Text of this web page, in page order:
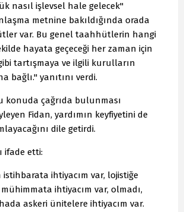
nasıl işlevsel hale gelecek"
metnine bakıldığında orada
var. Bu genel taahhütlerin hangi
hayata geçeceği her zaman için
tartışmaya ve ilgili kurulların
bağlı." yanıtını verdi.
konuda çağrıda bulunması
Fidan, yardımın keyfiyetini de
dile getirdi.
ifade etti:
istihbarata ihtiyacım var, lojistiğe
ihtiyacım var, olmadı,
askeri ünitelere ihtiyacım var.